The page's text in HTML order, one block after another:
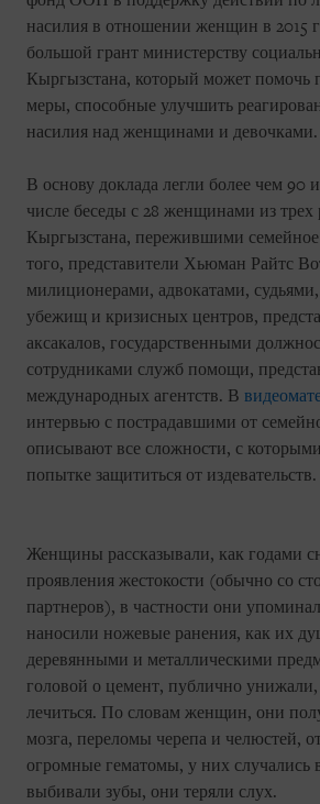
насилия в отношении женщин в 2015
большой грант министерству
Кыргызстана, который может помочь
меры, способные улучшить
насилия над женщинами и девочками.
В основу доклада легли более чем 90
числе беседы с 28 женщинами из трех
Кыргызстана, пережившими
того, представители Хьюман Райтс
милиционерами, адвокатами,
убежищ и кризисных центров,
аксакалов, государственными
сотрудниками служб помощи,
международных агентств. В
интервью с пострадавшими от
описывают все сложности, с
попытке защититься от издевательств.
Женщины рассказывали, как годами
проявления жестокости (обычно со
партнеров), в частности они
наносили ножевые ранения, как их
деревянными и металлическими
головой о цемент, публично унижали,
лечиться. По словам женщин, они
мозга, переломы черепа и челюстей,
огромные гематомы, у них
выбивали зубы, они теряли слух.